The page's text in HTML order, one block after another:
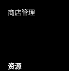
商店管理
资源